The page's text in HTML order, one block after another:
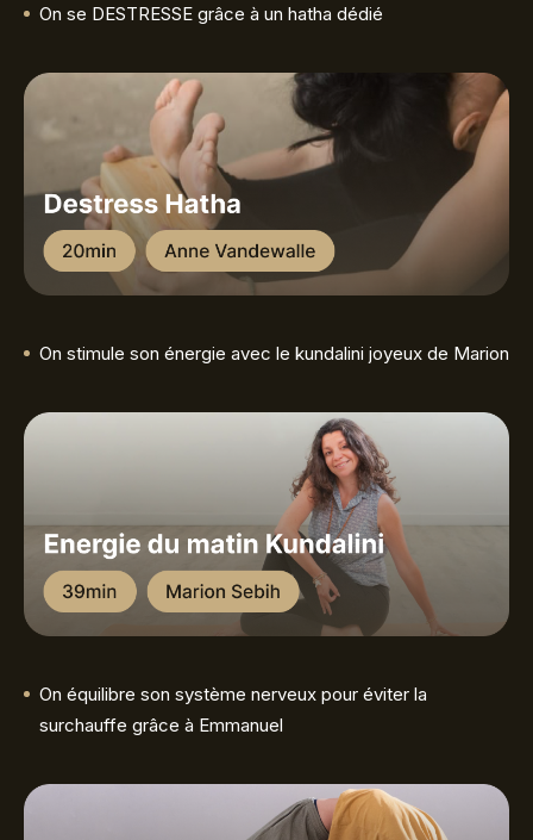
On se DESTRESSE grâce à un hatha dédié
On stimule son énergie avec le kundalini joyeux de Marion
On équilibre son système nerveux pour éviter la
surchauffe grâce à Emmanuel